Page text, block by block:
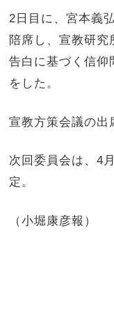
2 日目に、宮本義
陪席し、宣教研究
告白に基づく信仰
をした。
宣教方策会議の出
次回委員会は、4 月
定。
（小堀康彦報）